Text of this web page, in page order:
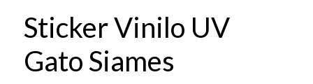
Sticker Vinilo UV
Gato Siames